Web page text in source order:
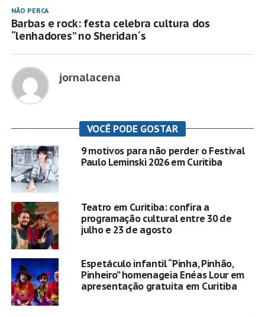
NÃO PERCA
Barbas e rock: festa celebra cultura dos
“lenhadores” no Sheridan´s
jornalacena
VOCÊ PODE GOSTAR
9 motivos para não perder o Festival
Paulo Leminski 2026 em Curitiba
Teatro em Curitiba: confira a
programação cultural entre 30 de
julho e 23 de agosto
Espetáculo infantil “Pinha, Pinhão,
Pinheiro” homenageia Enéas Lour em
apresentação gratuita em Curitiba